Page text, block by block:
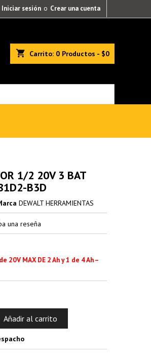
Iniciar sesión o Crear una cuenta
shopping_cart Carrito: 0 Productos - $0
1/2 20V 3 BAT
B3D
DEWALT HERRAMIENTAS
una reseña
MAX DE 2 Ah y 1 de 4 Ah –
Añadir al carrito